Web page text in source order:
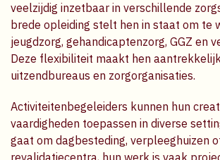
veelzijdig inzetbaar in verschillende
brede opleiding stelt hen in staat om te
jeugdzorg, gehandicaptenzorg, GGZ en
Deze flexibiliteit maakt hen
uitzendbureaus en zorgorganisaties.
Activiteitenbegeleiders kunnen hun
vaardigheden toepassen in diverse
gaat om dagbesteding, verpleeghuizen